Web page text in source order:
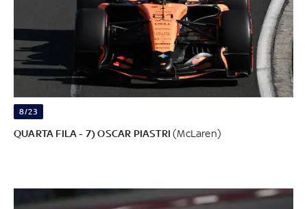
8/23
QUARTA FILA - 7) OSCAR PIASTRI (McLaren)